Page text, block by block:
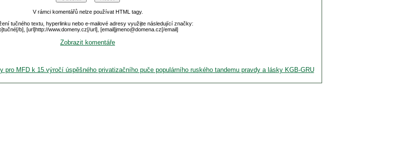
V rámci komentářů nelze používat HTML tagy.
tučného textu, hyperlinku nebo e-mailové adresy využijte následující značky:
b], [url]http://www.domeny.cz[/url], [email]jmeno@domena.cz[/email]
Zobrazit komentáře
pro MFD k 15.výročí úspěšného privatizačního puče populárního ruského tandemu pravdy a lásky KGB-GRU